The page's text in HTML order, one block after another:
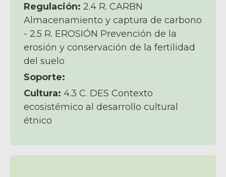
Regulación: 2.4 R. CARBN
Almacenamiento y captura de carbono
- 2.5 R. EROSIÓN Prevención de la
erosión y conservación de la fertilidad
del suelo
Soporte:
Cultura: 4.3 C. DES Contexto
ecosistémico al desarrollo cultural
étnico